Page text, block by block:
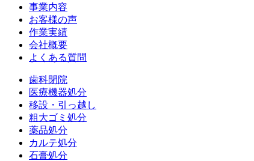
事業内容
お客様の声
作業実績
会社概要
よくある質問
歯科閉院
医療機器処分
移設・引っ越し
粗大ゴミ処分
薬品処分
カルテ処分
石膏処分